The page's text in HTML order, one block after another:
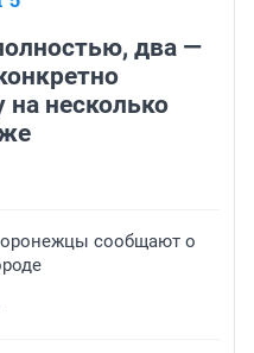
два —
на несколько
сообщают о